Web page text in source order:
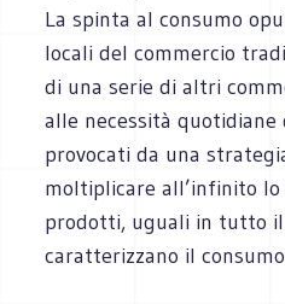
La spinta al consumo
locali del commercio
di una serie di altri
alle necessità
provocati da una
moltiplicare all’infinito lo
prodotti, uguali in tutto il
caratterizzano il